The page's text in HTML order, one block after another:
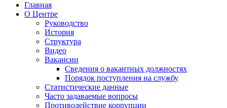
Главная
О Центре
Руководство
История
Структура
Видео
Вакансии
Сведения о вакантных должностях
Порядок поступления на службу
Статистические данные
Часто задаваемые вопросы
Противодействие коррупции